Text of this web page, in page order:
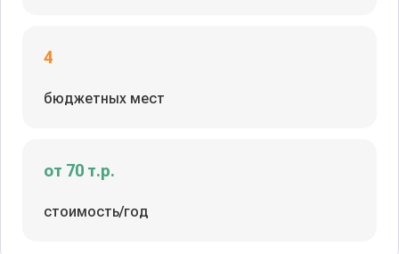
4
бюджетных мест
от 70 т.р.
стоимость/год